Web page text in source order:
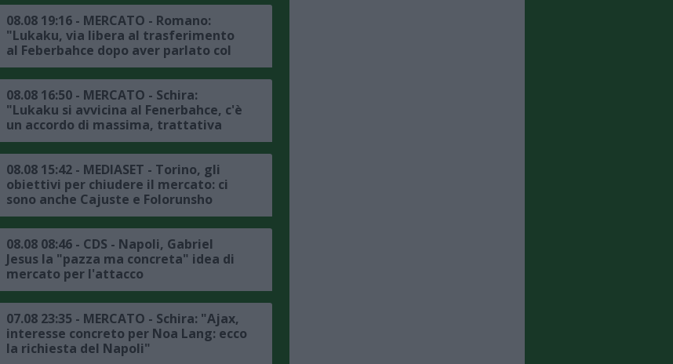
08.08 19:16 - MERCATO - Romano:
"Lukaku, via libera al trasferimento
al Feberbahce dopo aver parlato col
presidente, ora la trattativa col
Napoli"
08.08 16:50 - MERCATO - Schira:
"Lukaku si avvicina al Fenerbahce, c'è
un accordo di massima, trattativa
avanzata tra il club turco e il Napoli"
08.08 15:42 - MEDIASET - Torino, gli
obiettivi per chiudere il mercato: ci
sono anche Cajuste e Folorunsho
08.08 08:46 - CDS - Napoli, Gabriel
Jesus la "pazza ma concreta" idea di
mercato per l'attacco
07.08 23:35 - MERCATO - Schira: "Ajax,
interesse concreto per Noa Lang: ecco
la richiesta del Napoli"